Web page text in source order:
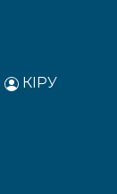
КІРУ